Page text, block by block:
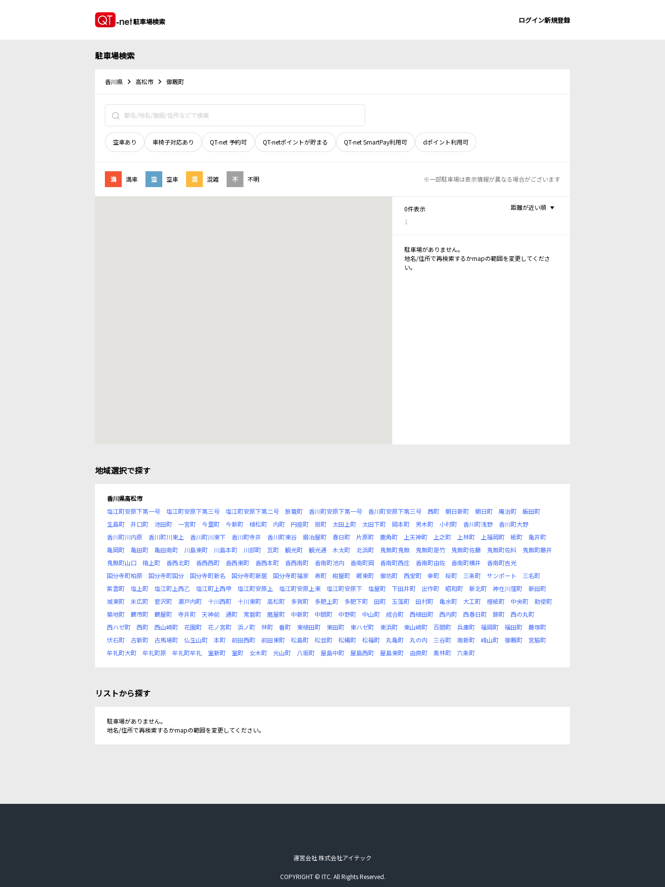
駐車場検索 ログイン新規登録
駐車場検索
香川県 高松市 御厩町
空車あり 車椅子対応あり QT-net 予約可 QT-netポイントが貯まる QT-net SmartPay利用可 dポイント利用可
満 満車 空 空車 混 混雑 不 不明 ※一部駐車場は表示情報が異なる場合がございます
0件表示
1
距離が近い順
駐車場がありません。
地名/住所で再検索するかmapの範囲を変更してくださ
い。
地域選択で探す
香川県高松市
塩江町安原下第一号
塩江町安原下第三号 塩江町安原下第二号 旅篭町 香川町安原下第一号 香川町安原下第三号 茜町 朝日新町 朝日町 庵治町
飯田町
生島町
井口町 池田町 一宮町 今里町 今新町 植松町 内町 円座町 扇町 太田上町 太田下町 岡本町 男木町 小村町 香川町浅野
香川町大野
香川町川内原
香川町川東上 香川町川東下 香川町寺井 香川町東谷 鍛冶屋町 春日町 片原町 鹿角町 上天神町 上之町 上林町 上福岡町 紙町
亀井町
亀岡町
亀田町 亀田南町 川島東町 川島本町 川部町 瓦町 観光町 観光通 木太町 北浜町 鬼無町鬼無 鬼無町是竹 鬼無町佐藤 鬼無町佐料
鬼無町藤井
鬼無町山口
楠上町 香西北町 香西西町 香西東町 香西本町 香西南町 香南町池内 香南町岡 香南町西庄 香南町由佐 香南町横井
香南町吉光
国分寺町柏原
国分寺町国分 国分寺町新名 国分寺町新居 国分寺町福家 寿町 紺屋町 郷東町 御坊町 西宝町 幸町 桜町 三条町 サンポート
三名町
紫雲町
塩上町 塩江町上西乙 塩江町上西甲 塩江町安原上 塩江町安原上東 塩江町安原下 塩屋町 下田井町 出作町 昭和町 新北町 神在川窪町
新田町
城東町
末広町 菅沢町 瀬戸内町 十川西町 十川東町 高松町 多賀町 多肥上町 多肥下町 田町 玉藻町 田村町 亀水町 大工町 檀紙町 中央町
勅使町
築地町
鶴市町 鶴屋町 寺井町 天神前 通町 常磐町 磨屋町 中新町 中間町 中野町 中山町 成合町 西植田町 西内町 西春日町 錦町
西の丸町
西ハゼ町
西町 西山崎町 花園町 花ノ宮町 浜ノ町 林町 番町 東植田町 東田町 東ハゼ町 東浜町 東山崎町 百間町 兵庫町 福岡町 福田町
藤塚町
伏石町
古新町 古馬場町 仏生山町 本町 前田西町 前田東町 松島町 松並町 松縄町 松福町 丸亀町 丸の内 三谷町 南新町 峰山町 御厩町
宮脇町
牟礼町大町
牟礼町原 牟礼町牟礼 室新町 室町 女木町 元山町 八坂町 屋島中町 屋島西町 屋島東町 由良町 栗林町 六条町
リストから探す
駐車場がありません。
地名/住所で再検索するかmapの範囲を変更してください。
運営会社 株式会社アイテック
COPYRIGHT © ITC. All Rights Reserved.